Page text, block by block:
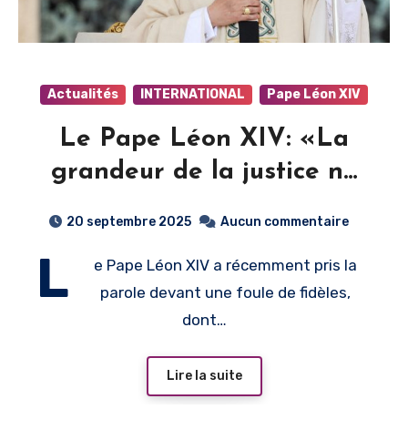
Actualités INTERNATIONAL Pape Léon XIV
Le Pape Léon XIV: «La
grandeur de la justice ne
l’exerce dans les petites
choses»
20 septembre 2025 Aucun commentaire
L
e Pape Léon XIV a récemment pris la
parole devant une foule de fidèles,
dont…
Lire la suite